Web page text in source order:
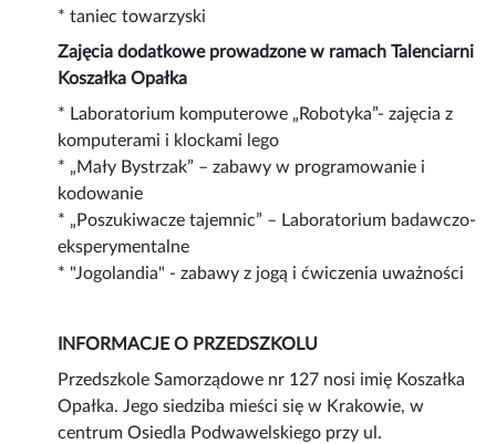
* taniec towarzyski
Zajęcia dodatkowe prowadzone w ramach Talenciarni
Koszałka Opałka
* Laboratorium komputerowe „Robotyka”- zajęcia z
komputerami i klockami lego
* „Mały Bystrzak” – zabawy w programowanie i
kodowanie
* „Poszukiwacze tajemnic” – Laboratorium badawczo-
eksperymentalne
* "Jogolandia" - zabawy z jogą i ćwiczenia uważności
INFORMACJE O PRZEDSZKOLU
Przedszkole Samorządowe nr 127 nosi imię Koszałka
Opałka. Jego siedziba mieści się w Krakowie, w
centrum Osiedla Podwawelskiego przy ul.